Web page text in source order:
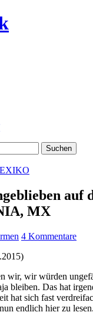
auf
MX
4 Kommentare
wir, wir würden
bleiben. Das hat
hat sich fast
endlich hier zu lesen.